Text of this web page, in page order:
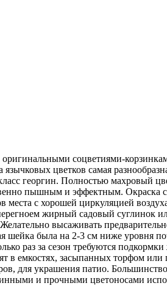
соцветиями-
цветков самая
георгин. Полностью махровый
пышным и эффектным. Окраска
с хорошей циркуляцией
жирный садовый суглинок
высаживать
шейка была на 2-3 см ниже уровня
раз за сезон требуются
в емкостях, засыпанных торфом или
для украшения патио.
и прочными цветоносами